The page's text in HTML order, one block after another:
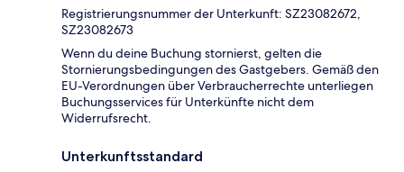
Registrierungsnummer der Unterkunft: SZ23082672,
SZ23082673
Wenn du deine Buchung stornierst, gelten die
Stornierungsbedingungen des Gastgebers. Gemäß den
EU-Verordnungen über Verbraucherrechte unterliegen
Buchungsservices für Unterkünfte nicht dem
Widerrufsrecht.
Unterkunftsstandard